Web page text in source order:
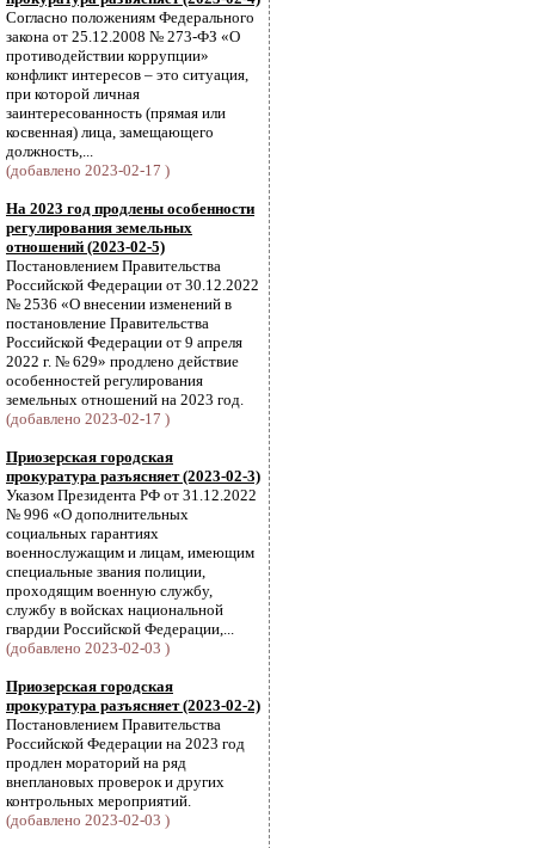
Согласно положениям Федерального
закона от 25.12.2008 № 273-ФЗ «О
противодействии коррупции»
конфликт интересов – это ситуация,
при которой личная
заинтересованность (прямая или
косвенная) лица, замещающего
должность,...
(добавлено 2023-02-17 )
На 2023 год продлены особенности
регулирования земельных
отношений (2023-02-5)
Постановлением Правительства
Российской Федерации от 30.12.2022
№ 2536 «О внесении изменений в
постановление Правительства
Российской Федерации от 9 апреля
2022 г. № 629» продлено действие
особенностей регулирования
земельных отношений на 2023 год.
(добавлено 2023-02-17 )
Приозерская городская
прокуратура разъясняет (2023-02-3)
Указом Президента РФ от 31.12.2022
№ 996 «О дополнительных
социальных гарантиях
военнослужащим и лицам, имеющим
специальные звания полиции,
проходящим военную службу,
службу в войсках национальной
гвардии Российской Федерации,...
(добавлено 2023-02-03 )
Приозерская городская
прокуратура разъясняет (2023-02-2)
Постановлением Правительства
Российской Федерации на 2023 год
продлен мораторий на ряд
внеплановых проверок и других
контрольных мероприятий.
(добавлено 2023-02-03 )